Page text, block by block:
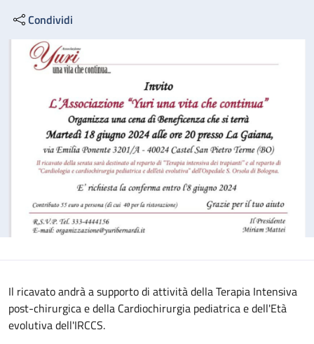
Condividi
Il ricavato andrà a supporto di attività della Terapia Intensiva
post-chirurgica e della Cardiochirurgia pediatrica e dell'Età
evolutiva dell'IRCCS.